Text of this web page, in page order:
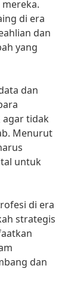
di era
dan
yang
dan
agar tidak
Menurut
untuk
di era
strategis
dan